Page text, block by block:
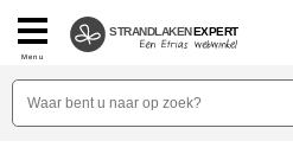
Menu
STRANDLAKENEXPERT